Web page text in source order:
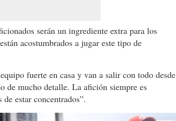
serán un ingrediente extra para los
acostumbrados a jugar este tipo de
fuerte en casa y van a salir con todo desde
de mucho detalle. La afición siempre es
estar concentrados”.